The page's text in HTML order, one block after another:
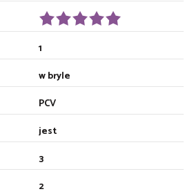
1
w bryle
PCV
jest
3
2